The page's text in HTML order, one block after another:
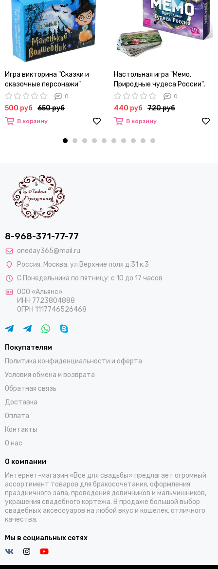
Игра викторина "Сказки и
сказочные персонажи"
0
500 руб 650 руб
В корзину
Настольная игра "Мемо.
Природные чудеса России",
50 карточек +
познавательная брошюра
0
440 руб 720 руб
В корзину
8-968-371-77-77
oneday365@mail.ru
Россия, Москва,ул Верхние поля д.31 к.3
С Понедельника по пятницу: с 10 до 17 часов
ООО «Альянс»
ИНН 7723804888
ОГРН 1117746526468
Покупателям
Политика конфиденциальности и оферта
Условия обмена и возврата
Обратная связь
Доставка
Оплата
Контакты
О нас
О компании
Интернет-магазин «Все для свадьбы» предлагает огромный
ассортимент товаров для бракосочетания, оформления
праздничного зала, проведения девичников и мальчишников,
украшения свадебного кортежа. В продаже большой выбор
свадебных аксессуаров на любой вкус и кошелек, отличного
качества.
Мы в социальных сетях